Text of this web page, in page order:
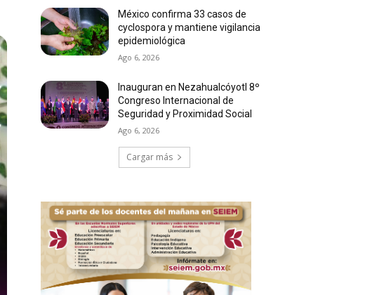
México confirma 33 casos de
cyclospora y mantiene vigilancia
epidemiológica
Ago 6, 2026
Inauguran en Nezahualcóyotl 8º
Congreso Internacional de
Seguridad y Proximidad Social
Ago 6, 2026
Cargar más